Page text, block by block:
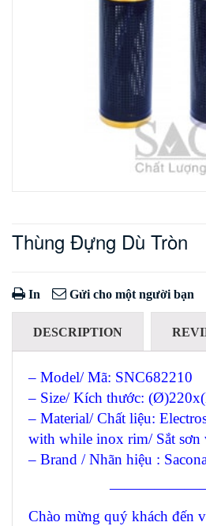
Thùng Đựng Dù Tròn
In Gửi cho một người bạn
DESCRIPTION
– Model/ Mã: SNC682210
– Size/ Kích thước:
– Material/ Chất liệu:
with while inox rim/ Sắt sơn
– Brand / Nhãn hiệu :
Chào mừng quý khách đến